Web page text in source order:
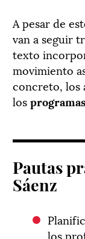
A pesar de
van a seguir
texto
movimiento
concreto, los
los
Pautas
Sáenz
los